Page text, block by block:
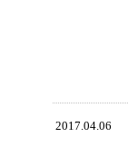
2017.04.06